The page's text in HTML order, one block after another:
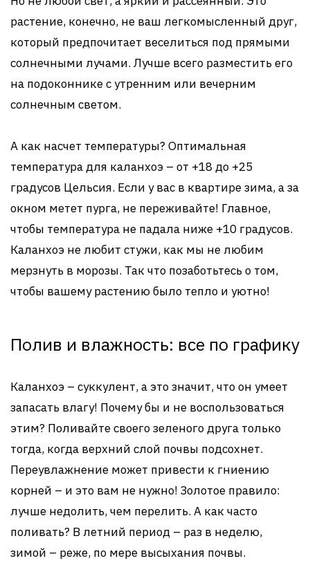
растение, конечно, не ваш легкомысленный друг,
который предпочитает веселиться под прямыми
солнечными лучами. Лучше всего разместить его
на подоконнике с утренним или вечерним
солнечным светом.
А как насчет температуры? Оптимальная
температура для каланхоэ – от +18 до +25
градусов Цельсия. Если у вас в квартире зима, а за
окном метет пурга, не переживайте! Главное,
чтобы температура не падала ниже +10 градусов.
Каланхоэ не любит стужи, как мы не любим
мерзнуть в морозы. Так что позаботьтесь о том,
чтобы вашему растению было тепло и уютно!
Полив и влажность: все по графику
Каланхоэ – суккулент, а это значит, что он умеет
запасать влагу! Почему бы и не воспользоваться
этим? Поливайте своего зеленого друга только
тогда, когда верхний слой почвы подсохнет.
Переувлажнение может привести к гниению
корней – и это вам не нужно! Золотое правило:
лучше недолить, чем перелить. А как часто
поливать? В летний период – раз в неделю,
зимой – реже, по мере высыхания почвы.